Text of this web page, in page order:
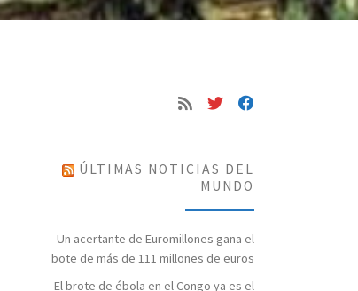
ÚLTIMAS NOTICIAS DEL
MUNDO
Un acertante de Euromillones gana el
bote de más de 111 millones de euros
El brote de ébola en el Congo ya es el